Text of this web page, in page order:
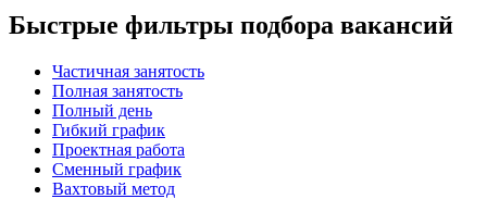
Быстрые фильтры подбора вакансий
Частичная занятость
Полная занятость
Полный день
Гибкий график
Проектная работа
Сменный график
Вахтовый метод